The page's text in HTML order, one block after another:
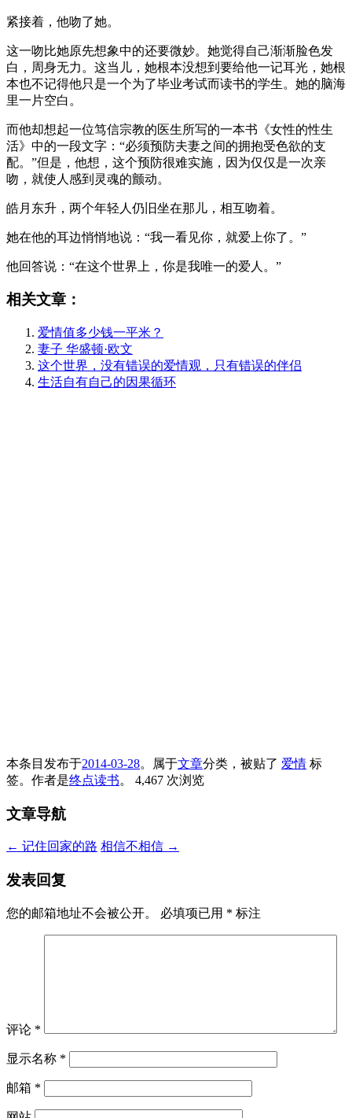
紧接着，他吻了她。
这一吻比她原先想象中的还要微妙。她觉得自己渐渐脸色发
白，周身无力。这当儿，她根本没想到要给他一记耳光，她根
本也不记得他只是一个为了毕业考试而读书的学生。她的脑海
里一片空白。
而他却想起一位笃信宗教的医生所写的一本书《女性的性生
活》中的一段文字：“必须预防夫妻之间的拥抱受色欲的支
配。”但是，他想，这个预防很难实施，因为仅仅是一次亲
吻，就使人感到灵魂的颤动。
皓月东升，两个年轻人仍旧坐在那儿，相互吻着。
她在他的耳边悄悄地说：“我一看见你，就爱上你了。”
他回答说：“在这个世界上，你是我唯一的爱人。”
相关文章：
爱情值多少钱一平米？
妻子 华盛顿·欧文
这个世界，没有错误的爱情观，只有错误的伴侣
生活自有自己的因果循环
本条目发布于2014-03-28。属于文章分类，被贴了 爱情 标
签。 作者是终点读书。 4,467 次浏览
文章导航
← 记住回家的路 相信不相信 →
发表回复
您的邮箱地址不会被公开。 必填项已用 * 标注
评论 *
显示名称 *
邮箱 *